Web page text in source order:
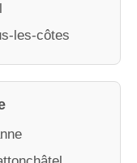
les-côtes